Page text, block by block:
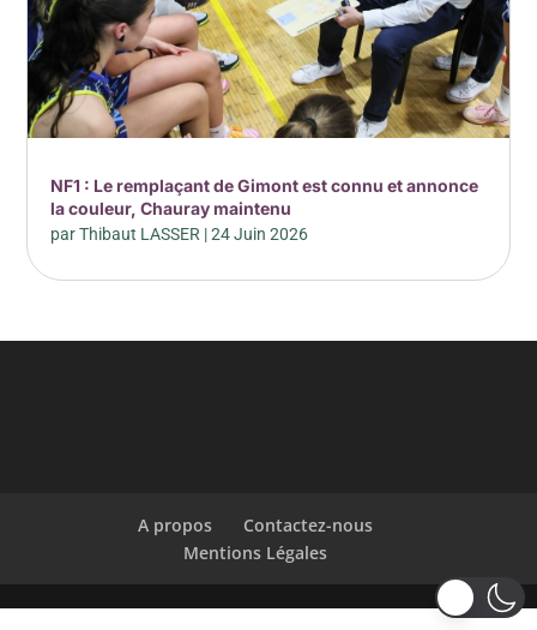
NF1 : Le remplaçant de Gimont est connu et annonce
la couleur, Chauray maintenu
parThibaut LASSER |24 Juin 2026
A propos
Contactez-nous
Mentions Légales